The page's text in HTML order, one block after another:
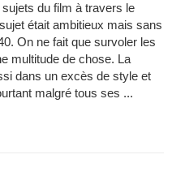
du film à travers le
était ambitieux mais sans
On ne fait que survoler les
multitude de chose. La
dans un excès de style et
malgré tous ses ...